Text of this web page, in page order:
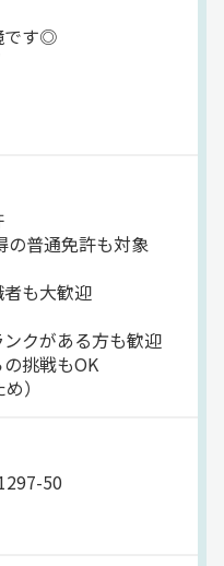
子どもの行事や家庭の
も無理なく可能です。
えて働きたい」そんな
えてくれる環境がここ
を通じてのご紹介にな
です◎
始め、
します。
普通免許も対象
も大歓迎
クがある方も歓迎
挑戦もOK
）
50